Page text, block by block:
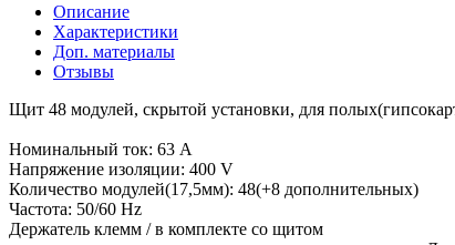
Описание
Характеристики
Доп. материалы
Отзывы
Щит 48 модулей, скрытой установки, для
Номинальный ток: 63 A
Напряжение изоляции: 400 V
Количество модулей(17,5мм): 48(+8 дополнительных)
Частота: 50/60 Hz
Держатель клемм / в комплекте со щитом